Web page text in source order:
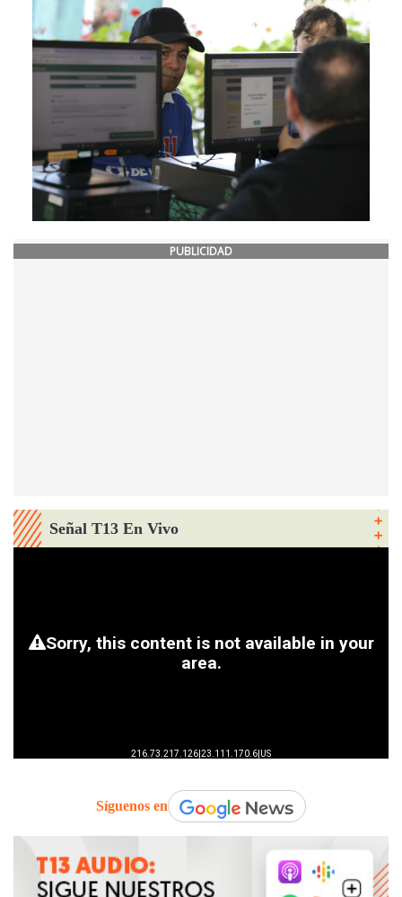
PUBLICIDAD
Señal T13 En Vivo
Síguenos en